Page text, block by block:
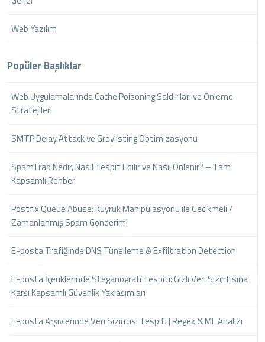
Web Yazılım
Popüler Başlıklar
Web Uygulamalarında Cache Poisoning Saldırıları ve Önleme
Stratejileri
SMTP Delay Attack ve Greylisting Optimizasyonu
SpamTrap Nedir, Nasıl Tespit Edilir ve Nasıl Önlenir? – Tam
Kapsamlı Rehber
Postfix Queue Abuse: Kuyruk Manipülasyonu ile Gecikmeli /
Zamanlanmış Spam Gönderimi
E-posta Trafiğinde DNS Tünelleme & Exfiltration Detection
E-posta İçeriklerinde Steganografi Tespiti: Gizli Veri Sızıntısına
Karşı Kapsamlı Güvenlik Yaklaşımları
E-posta Arşivlerinde Veri Sızıntısı Tespiti | Regex & ML Analizi